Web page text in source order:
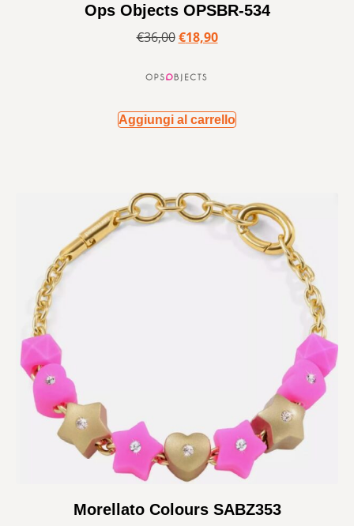
Ops Objects OPSBR-534
€36,00 €18,90
Aggiungi al carrello
Morellato Colours SABZ353